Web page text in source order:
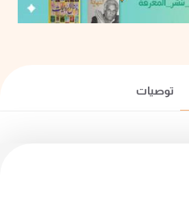
توصيات